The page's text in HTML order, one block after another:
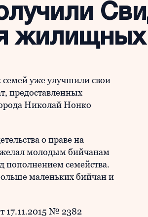
жилищных
уже улучшили свои
предоставленных
Николай Нонко
о праве на
молодым бийчанам
пополнением семейства.
маленьких бийчан и
17.11.2015 № 2382